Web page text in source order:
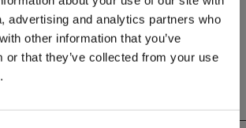
advertising and analytics partners who
other information that you’ve
or that they’ve collected from your use
hvor du bevæger dig, med Everyday Hoodie. Den
ribbede manchetter og praktiske lommer. Denne
blanding af 60% bomuld og 40% polyester.
eller til at slappe af derhjemme.